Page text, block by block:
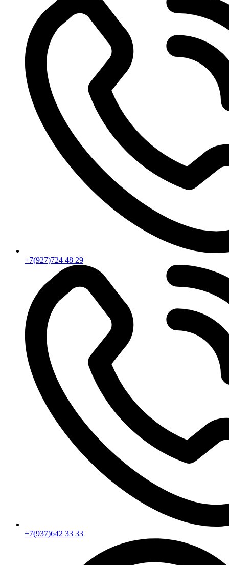
+7(927)724 48 29
+7(937)642 33 33